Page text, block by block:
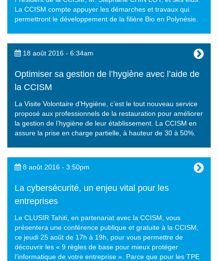
La CCISM compte appuyer les démarches et travaux qui
permettront le développement de la filière Bio en Polynésie.
18 août 2016 - 6:34am
Optimiser sa gestion de l’hygiène avec l’aide de
la CCISM
La Visite Volontaire d’Hygiène, c’est le tout nouveau service
proposé aux professionnels de la restauration pour améliorer
la gestion de l’hygiène de leur établissement. La CCISM en
assure la prise en charge partielle, à hauteur de 30 à 50%.
8 août 2016 - 3:50pm
La cybersécurité, un enjeu vital pour les
entreprises
Le CLUSIR Tahiti, en partenariat avec la CCISM, vous
présentera une conférence publique et gratuite à la CCISM,
ce jeudi 25 août de 17h à 19h, pour vous permettre de
découvrir les « 9 règles de base pour mieux protéger
l’informatique de votre entreprise ». Parce que pour les TPE